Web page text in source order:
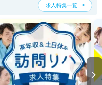
求人特集一覧